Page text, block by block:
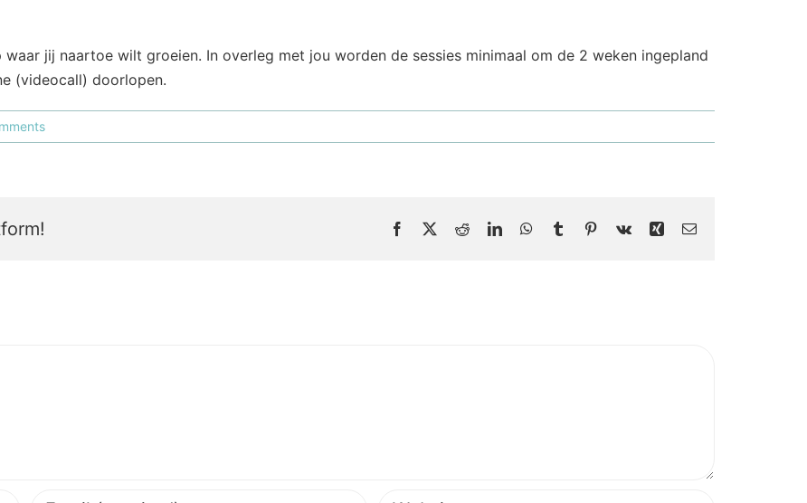
jij naartoe wilt groeien. In overleg met jou worden de sessies minimaal om de 2 weken ingepland
(videocall) doorlopen.
Facebook RedditLinkedInWhatsApp
Tumblr Pinterest
Vk Xing Email